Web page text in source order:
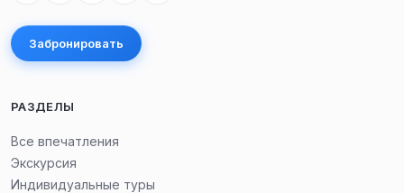
Мы проедем мимо горнолыжного центра Гудаури и
Дружбы, откуда увидим бирюзовое озеро.
Забронировать
РАЗДЕЛЫ
Все впечатления
Экскурсия
Индивидуальные туры